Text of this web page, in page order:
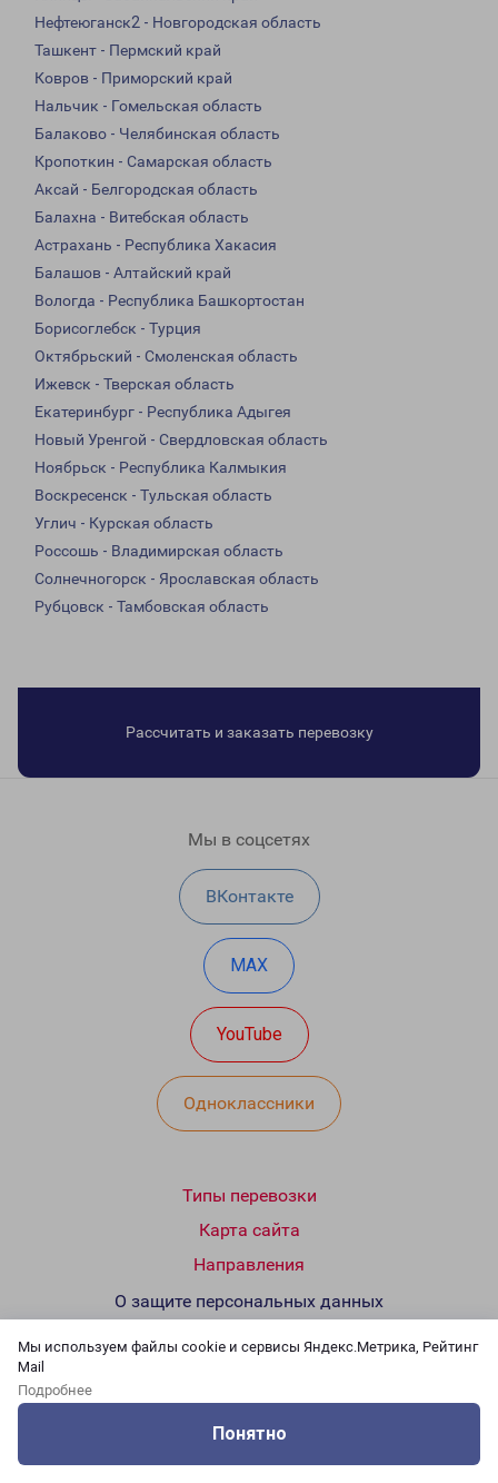
Мы используем файлы cookie и сервисы Яндекс.Метрика, Рейтинг
Mail
Подробнее
Понятно
Нефтеюганск2 - Новгородская область
Ташкент - Пермский край
Ковров - Приморский край
Нальчик - Гомельская область
Балаково - Челябинская область
Кропоткин - Самарская область
Аксай - Белгородская область
Балахна - Витебская область
Астрахань - Республика Хакасия
Балашов - Алтайский край
Вологда - Республика Башкортостан
Борисоглебск - Турция
Октябрьский - Смоленская область
Ижевск - Тверская область
Екатеринбург - Республика Адыгея
Новый Уренгой - Свердловская область
Ноябрьск - Республика Калмыкия
Воскресенск - Тульская область
Углич - Курская область
Россошь - Владимирская область
Солнечногорск - Ярославская область
Рубцовск - Тамбовская область
Рассчитать и заказать перевозку
Мы в соцсетях
ВКонтакте
MAX
YouTube
Одноклассники
Типы перевозки
Карта сайта
Направления
Все права защищены и охраняются законом
О защите персональных данных